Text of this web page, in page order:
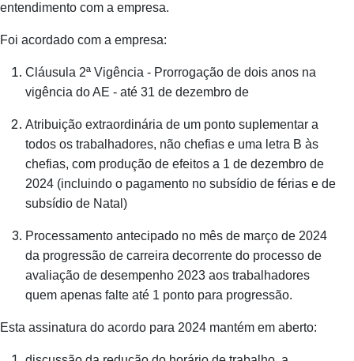
entendimento com a empresa.
Foi acordado com a empresa:
Cláusula 2ª Vigência - Prorrogação de dois anos na
vigência do AE - até 31 de dezembro de
Atribuição extraordinária de um ponto suplementar a
todos os trabalhadores, não chefias e uma letra B às
chefias, com produção de efeitos a 1 de dezembro de
2024 (incluindo o pagamento no subsídio de férias e de
subsídio de Natal)
Processamento antecipado no mês de março de 2024
da progressão de carreira decorrente do processo de
avaliação de desempenho 2023 aos trabalhadores
quem apenas falte até 1 ponto para progressão.
Esta assinatura do acordo para 2024 mantém em aberto: